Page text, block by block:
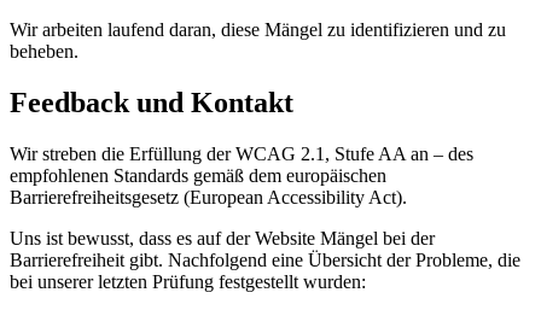
Wir arbeiten laufend daran, diese Mängel zu identifizieren und zu
beheben.
Feedback und Kontakt
Wir streben die Erfüllung der WCAG 2.1, Stufe AA an – des
empfohlenen Standards gemäß dem europäischen
Barrierefreiheitsgesetz (European Accessibility Act).
Uns ist bewusst, dass es auf der Website Mängel bei der
Barrierefreiheit gibt. Nachfolgend eine Übersicht der Probleme, die
bei unserer letzten Prüfung festgestellt wurden: